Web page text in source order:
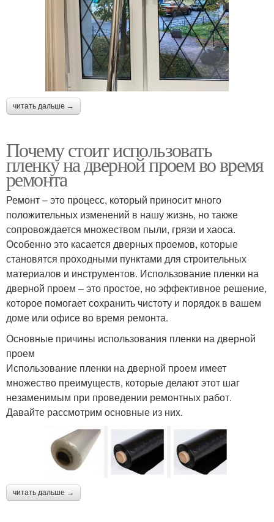
читать дальше →
Почему стоит использовать
пленку на дверной проем во время
ремонта
Ремонт – это процесс, который приносит много
положительных изменений в нашу жизнь, но также
сопровождается множеством пыли, грязи и хаоса.
Особенно это касается дверных проемов, которые
становятся проходными пунктами для строительных
материалов и инструментов. Использование пленки на
дверной проем – это простое, но эффективное решение,
которое помогает сохранить чистоту и порядок в вашем
доме или офисе во время ремонта.
Основные причины использования пленки на дверной
проем
Использование пленки на дверной проем имеет
множество преимуществ, которые делают этот шаг
незаменимым при проведении ремонтных работ.
Давайте рассмотрим основные из них.
читать дальше →